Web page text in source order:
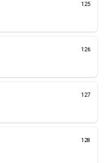
125
126
127
128